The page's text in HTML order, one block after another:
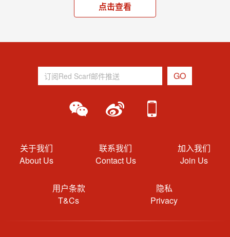
点击查看
关于我们
About Us
联系我们
Contact Us
加入我们
Join Us
用户条款
T&Cs
隐私
Privacy